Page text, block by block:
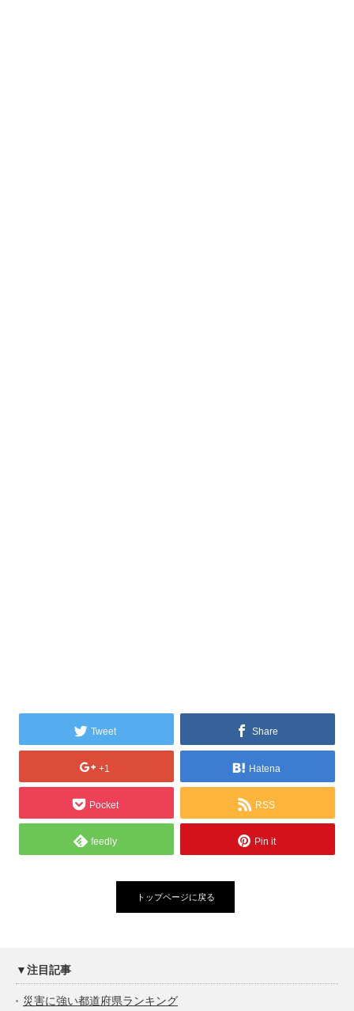
Tweet Share
+1 Hatena
Pocket RSS
feedly Pin it
トップページに戻る
▼注目記事
災害に強い都道府県ランキング